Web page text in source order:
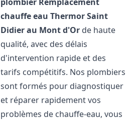
chauffe eau ThermorSaint
Didier au Mont d'Or de haute
qualité, avec des délais
d'intervention rapide et des
tarifs compétitifs. Nos plombiers
sont formés pour diagnostiquer
et réparer rapidement vos
problèmes de chauffe-eau, vous